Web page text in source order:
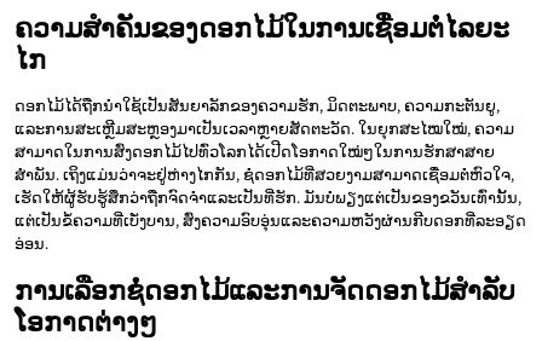
ຄວາມສໍາຄັນຂອງດອກໄມ້ໃນການເຊື່ອມຕໍ່ໄລຍະ
ໄກ
ດອກໄມ້ໄດ້ຖືກນໍາໃຊ້ເປັນສັນຍາລັກຂອງຄວາມຮັກ, ມິດຕະພາບ, ຄວາມກະຕັນຍູ,
ແລະການສະເຫຼີມສະຫຼອງມາເປັນເວລາຫຼາຍສັດຕະວັດ. ໃນຍຸກສະໄໝໃໝ່, ຄວາມ
ສາມາດໃນການສົ່ງດອກໄມ້ໄປທົ່ວໂລກໄດ້ເປີດໂອກາດໃໝ່ໆໃນການຮັກສາສາຍ
ສຳພັນ. ເຖິງແມ່ນວ່າຈະຢູ່ຫ່າງໄກກັນ, ຊໍ່ດອກໄມ້ທີ່ສວຍງາມສາມາດເຊື່ອມຕໍ່ຫົວໃຈ,
ເຮັດໃຫ້ຜູ້ຮັບຮູ້ສຶກວ່າຖືກຈົດຈໍາແລະເປັນທີ່ຮັກ. ມັນບໍ່ພຽງແຕ່ເປັນຂອງຂວັນເທົ່ານັ້ນ,
ແຕ່ເປັນຂໍ້ຄວາມທີ່ເບັ່ງບານ, ສົ່ງຄວາມອົບອຸ່ນແລະຄວາມຫວັງຜ່ານກີບດອກທີ່ລະອຽດ
ອ່ອນ.
ການເລືອກຊໍ່ດອກໄມ້ແລະການຈັດດອກໄມ້ສໍາລັບ
ໂອກາດຕ່າງໆ